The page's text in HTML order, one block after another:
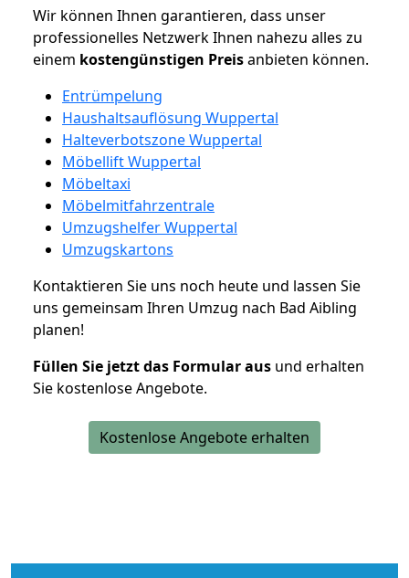
Wir können Ihnen garantieren, dass unser
professionelles Netzwerk Ihnen nahezu alles zu
einem kostengünstigen Preisanbieten können.
Entrümpelung
Haushaltsauflösung Wuppertal
Halteverbotszone Wuppertal
Möbellift Wuppertal
Möbeltaxi
Möbelmitfahrzentrale
Umzugshelfer Wuppertal
Umzugskartons
Kontaktieren Sie uns noch heute und lassen Sie
uns gemeinsam Ihren Umzug nach Bad Aibling
planen!
Füllen Sie jetzt das Formular aus und erhalten
Sie kostenlose Angebote.
Kostenlose Angebote erhalten